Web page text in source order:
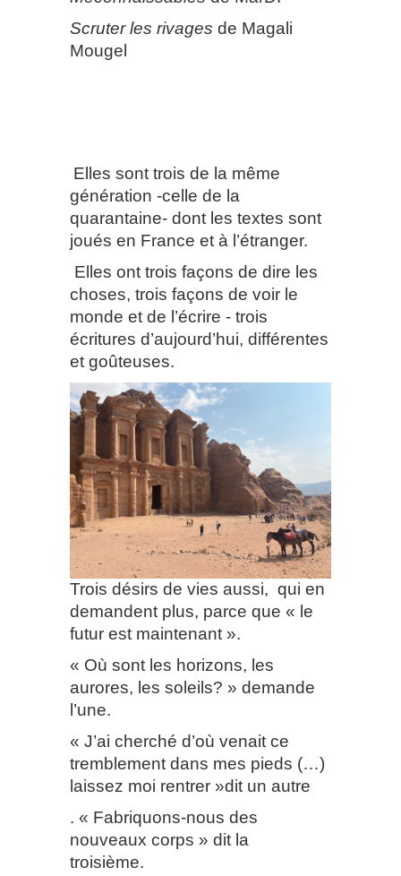
Scruter les rivages de Magali
Mougel
Elles sont trois de la même
génération -celle de la
quarantaine- dont les textes sont
joués en France et à l’étranger.
Elles ont trois façons de dire les
choses, trois façons de voir le
monde et de l’écrire - trois
écritures d’aujourd’hui, différentes
et goûteuses.
Trois désirs de vies aussi, qui en
demandent plus, parce que « le
futur est maintenant ».
« Où sont les horizons, les
aurores, les soleils? » demande
l’une.
« J’ai cherché d’où venait ce
tremblement dans mes pieds (…)
laissez moi rentrer »dit un autre
. « Fabriquons-nous des
nouveaux corps » dit la
troisième.